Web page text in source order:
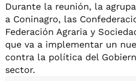
Durante la reunión, la
a Coninagro, las
Federación Agraria y
que va a implementar un
contra la política del
sector.